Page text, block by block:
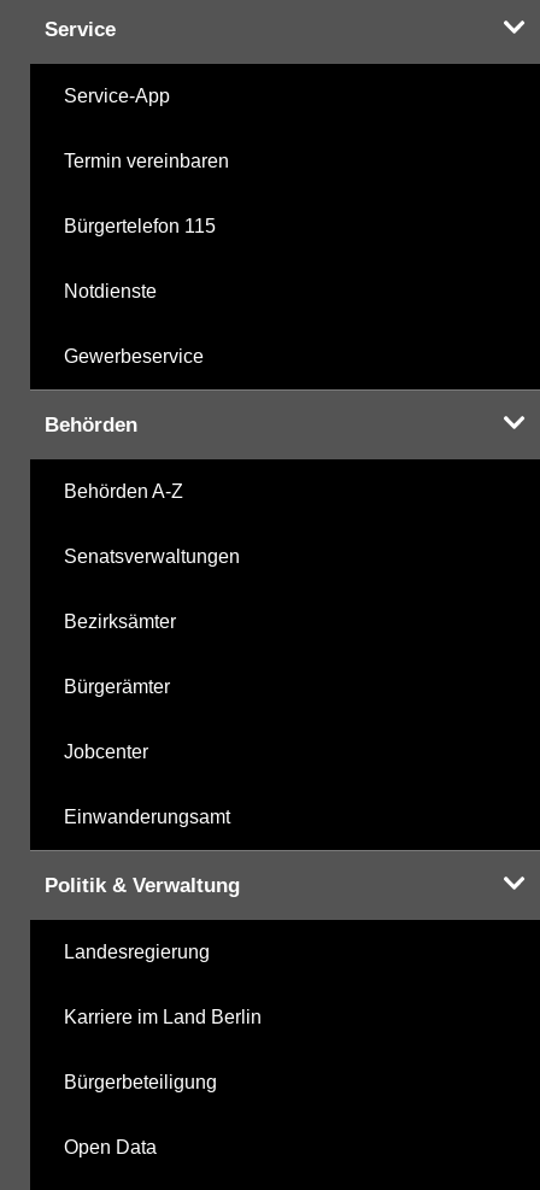
Service
Service-App
Termin vereinbaren
Bürgertelefon 115
Notdienste
Gewerbeservice
Behörden
Behörden A-Z
Senatsverwaltungen
Bezirksämter
Bürgerämter
Jobcenter
Einwanderungsamt
Politik & Verwaltung
Landesregierung
Karriere im Land Berlin
Bürgerbeteiligung
Open Data